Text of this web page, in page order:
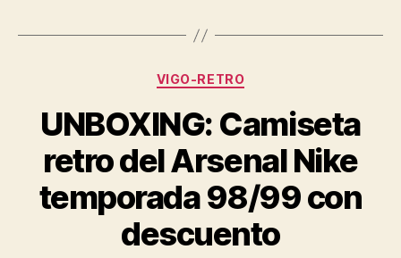
Categorías
VIGO-RETRO
UNBOXING: Camiseta
retro del Arsenal Nike
temporada 98/99 con
descuento